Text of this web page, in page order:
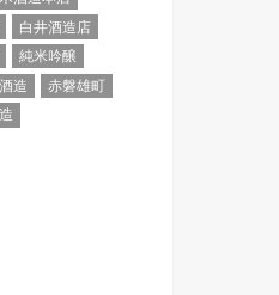
白井酒造店
純米吟醸
造
赤磐雄町